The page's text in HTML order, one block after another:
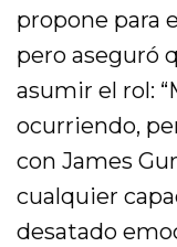
propone para
pero aseguró
asumir el rol:
ocurriendo,
con James
cualquier
desatado